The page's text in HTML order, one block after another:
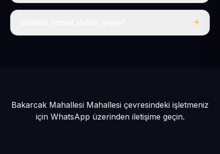
Tek fiyat: yılda 50 USD + KDV, her şey dahil.
Bakarcak Mahallesi Mahallesi çevresindeki işletmeniz
için WhatsApp üzerinden iletişime geçin.